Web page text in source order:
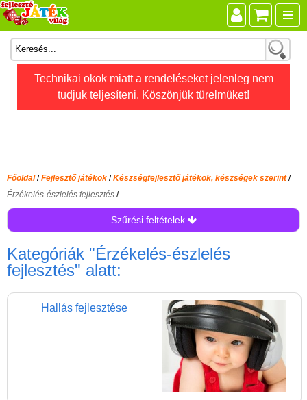
Technikai okok miatt a rendeléseket jelenleg nem
tudjuk teljesíteni. Köszönjük türelmüket!
Főoldal/Fejlesztő játékok /Készségfejlesztő játékok, készségek szerint /
Érzékelés-észlelés fejlesztés /
Szűrési feltételek
Kategóriák "Érzékelés-észlelés
fejlesztés" alatt:
Hallás fejlesztése
Összes játék
Játékok életkor szerint
Diafilm
Foglalkoztató füzet
Játék hangszer
Futóbiciklik, rollerek
Gyerekszoba
Intelligens gyurma